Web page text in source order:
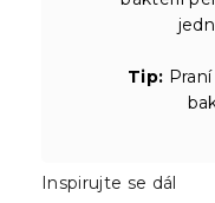
Tip:
Inspirujte se dál